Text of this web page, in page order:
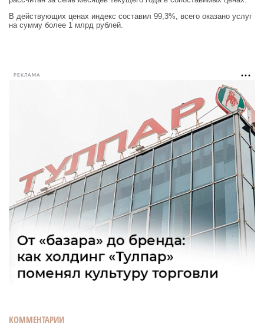
В действующих ценах индекс составил 99,3%, всего оказано услуг
на сумму более 1 млрд рублей.
РЕКЛАМА
КОММЕНТАРИИ